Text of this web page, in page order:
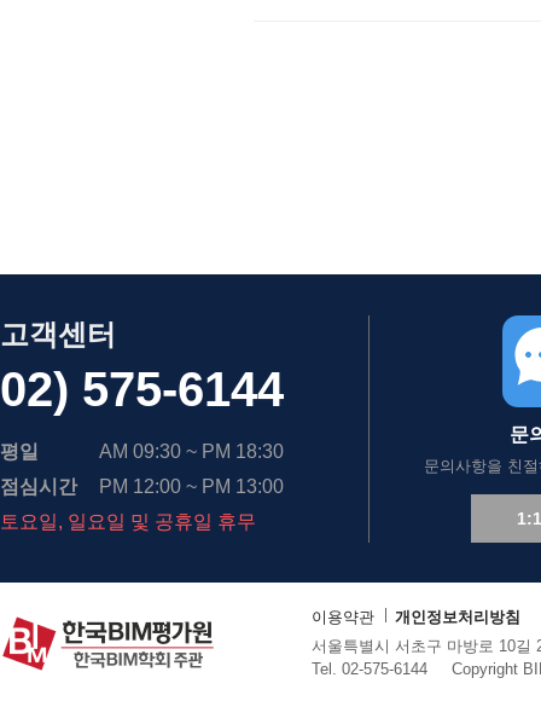
고객센터
02) 575-6144
평일
AM 09:30 ~ PM 18:30
점심시간
PM 12:00 ~ PM 13:00
토요일, 일요일 및 공휴일 휴무
문
문의사항을 친
이용약관
개인정보처리방침
서울특별시 서초구 마방로 10길
Tel. 02-575-6144
Copyright